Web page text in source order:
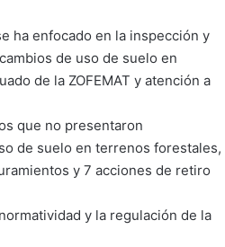
ha enfocado en la inspección y
de uso de suelo en
de la ZOFEMAT y atención a
que no presentaron
de suelo en terrenos forestales,
y 7 acciones de retiro
y la regulación de la